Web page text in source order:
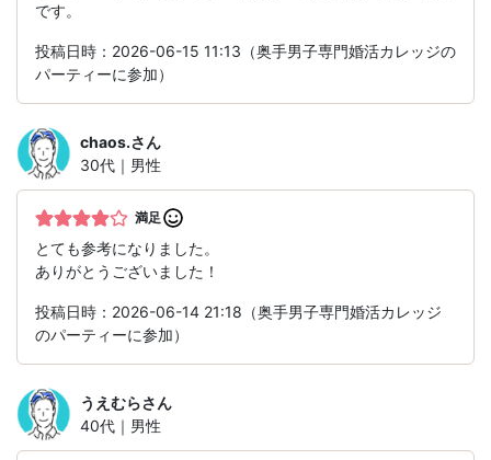
です。
投稿日時：2026-06-15 11:13（奥手男子専門婚活カレッジの
パーティーに参加）
chaos.さん
30代｜男性
満足
とても参考になりました。
ありがとうございました！
投稿日時：2026-06-14 21:18（奥手男子専門婚活カレッジ
のパーティーに参加）
うえむらさん
40代｜男性